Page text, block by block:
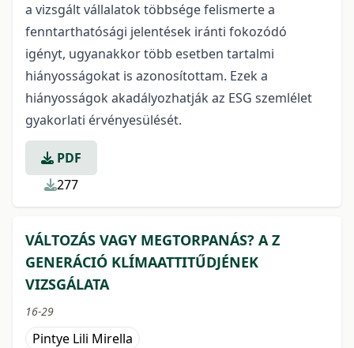
a vizsgált vállalatok többsége felismerte a
fenntarthatósági jelentések iránti fokozódó
igényt, ugyanakkor több esetben tartalmi
hiányosságokat is azonosítottam. Ezek a
hiányosságok akadályozhatják az ESG szemlélet
gyakorlati érvényesülését.
PDF
277
VÁLTOZÁS VAGY MEGTORPANÁS? A Z
GENERÁCIÓ KLÍMAATTITŰDJÉNEK
VIZSGÁLATA
16-29
Pintye Lili Mirella